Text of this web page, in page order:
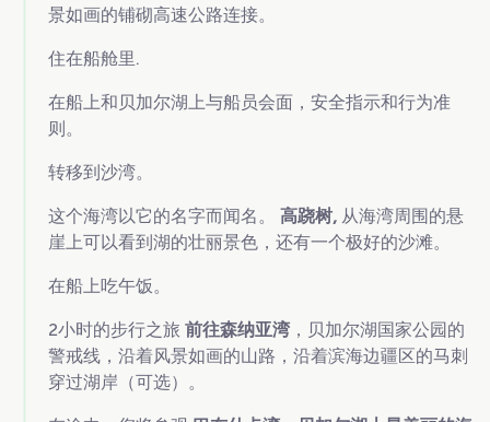
景如画的铺砌高速公路连接。
住在船舱里.
在船上和贝加尔湖上与船员会面，安全指示和行为准
则。
转移到沙湾。
这个海湾以它的名字而闻名。 高跷树, 从海湾周围的悬
崖上可以看到湖的壮丽景色，还有一个极好的沙滩。
在船上吃午饭。
2小时的步行之旅 前往森纳亚湾 ，贝加尔湖国家公园的
警戒线，沿着风景如画的山路，沿着滨海边疆区的马刺
穿过湖岸（可选）。